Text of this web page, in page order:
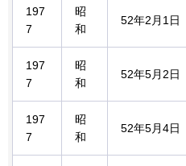
197
7
昭
和
52年2月1日
197
7
昭
和
52年5月2日
197
7
昭
和
52年5月4日